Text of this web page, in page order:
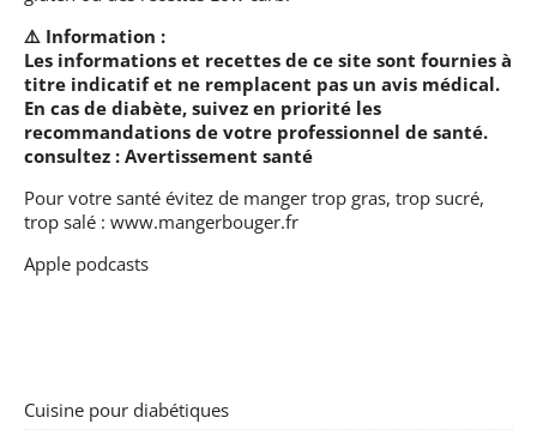
⚠️ Information :
Les informations et recettes de ce site sont fournies à
titre indicatif et ne remplacent pas un avis médical.
En cas de diabète, suivez en priorité les
recommandations de votre professionnel de santé.
consultez : Avertissement santé
Pour votre santé évitez de manger trop gras, trop sucré,
trop salé : www.mangerbouger.fr
Apple podcasts
Cuisine pour diabétiques